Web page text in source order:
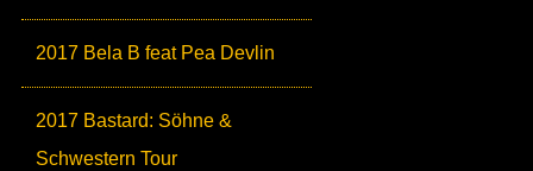
2017 Bela B feat Pea Devlin
2017 Bastard: Söhne &
Schwestern Tour